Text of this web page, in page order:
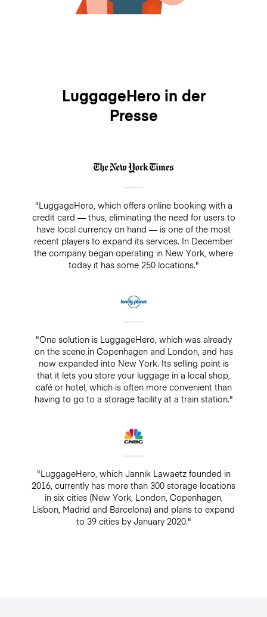
LuggageHero in der
Presse
"LuggageHero, which offers online booking with a
credit card — thus, eliminating the need for users to
have local currency on hand — is one of the most
recent players to expand its services. In December
the company began operating in New York, where
today it has some 250 locations."
"One solution is LuggageHero, which was already
on the scene in Copenhagen and London, and has
now expanded into New York. Its selling point is
that it lets you store your luggage in a local shop,
café or hotel, which is often more convenient than
having to go to a storage facility at a train station."
"LuggageHero, which Jannik Lawaetz founded in
2016, currently has more than 300 storage locations
in six cities (New York, London, Copenhagen,
Lisbon, Madrid and Barcelona) and plans to expand
to 39 cities by January 2020."